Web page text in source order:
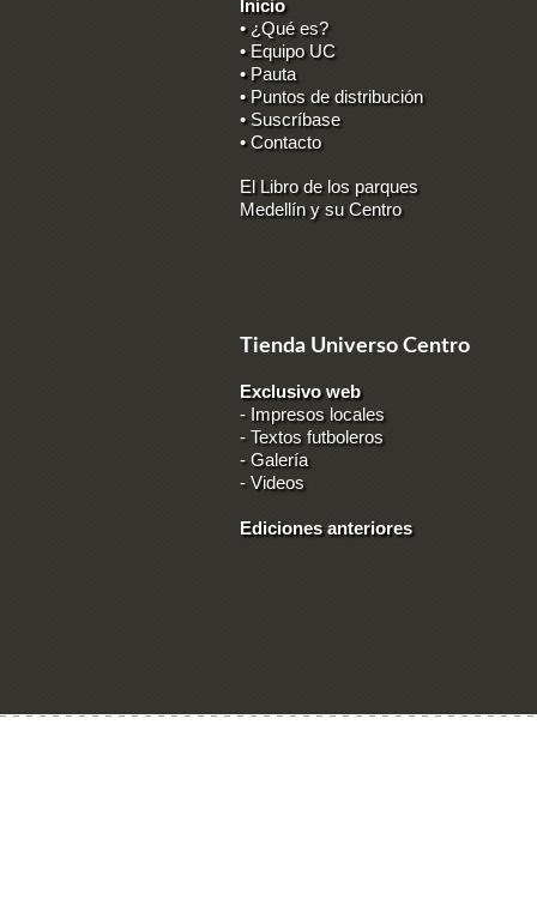
Inicio
• ¿Qué es?
• Equipo UC
• Pauta
• Puntos de distribución
• Suscríbase
• Contacto
El Libro de los parques
Medellín y su Centro
Tienda Universo Centro
Exclusivo web
- Impresos locales
- Textos futboleros
-Galería
-Videos
Ediciones anteriores